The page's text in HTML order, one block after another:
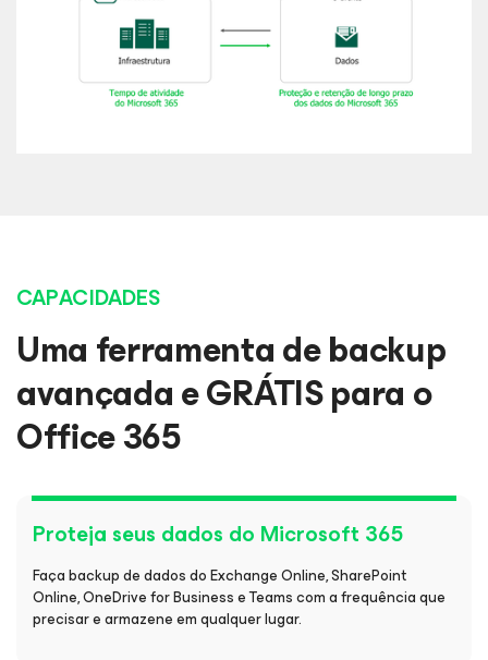
CAPACIDADES
Uma ferramenta de backup
avançada e GRÁTIS para o
Office 365
Proteja seus dados do Microsoft 365
Faça backup de dados do Exchange Online, SharePoint
Online, OneDrive for Business e Teams com a frequência que
precisar e armazene em qualquer lugar.